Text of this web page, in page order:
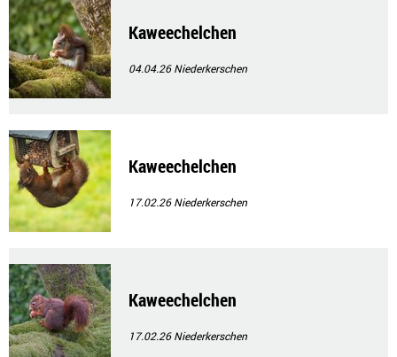
Kaweechelchen
04.04.26Niederkerschen
Kaweechelchen
17.02.26Niederkerschen
Kaweechelchen
17.02.26Niederkerschen